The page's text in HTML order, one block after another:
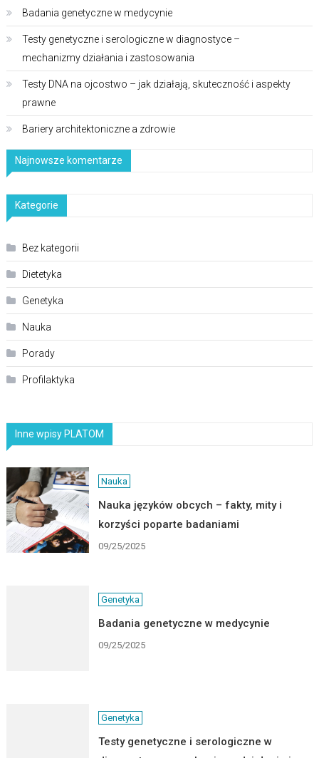
Badania genetyczne w medycynie
Testy genetyczne i serologiczne w diagnostyce –
mechanizmy działania i zastosowania
Testy DNA na ojcostwo – jak działają, skuteczność i aspekty
prawne
Bariery architektoniczne a zdrowie
Najnowsze komentarze
Kategorie
Bez kategorii
Dietetyka
Genetyka
Nauka
Porady
Profilaktyka
Inne wpisy PLATOM
Nauka
Nauka języków obcych – fakty, mity i
korzyści poparte badaniami
09/25/2025
Genetyka
Badania genetyczne w medycynie
09/25/2025
Genetyka
Testy genetyczne i serologiczne w